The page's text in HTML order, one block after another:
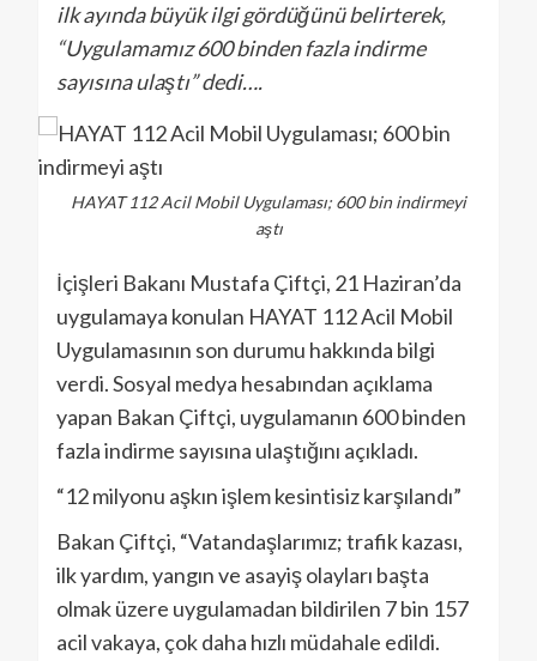
ilk ayında büyük ilgi gördüğünü belirterek,
“Uygulamamız 600 binden fazla indirme
sayısına ulaştı” dedi….
HAYAT 112 Acil Mobil Uygulaması; 600 bin indirmeyi
aştı
İçişleri Bakanı Mustafa Çiftçi, 21 Haziran’da
uygulamaya konulan HAYAT 112 Acil Mobil
Uygulamasının son durumu hakkında bilgi
verdi. Sosyal medya hesabından açıklama
yapan Bakan Çiftçi, uygulamanın 600 binden
fazla indirme sayısına ulaştığını açıkladı.
“12 milyonu aşkın işlem kesintisiz karşılandı”
Bakan Çiftçi, “Vatandaşlarımız; trafik kazası,
ilk yardım, yangın ve asayiş olayları başta
olmak üzere uygulamadan bildirilen 7 bin 157
acil vakaya, çok daha hızlı müdahale edildi.